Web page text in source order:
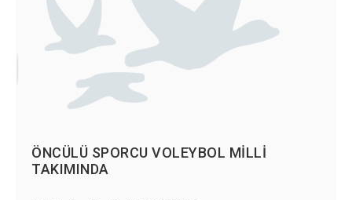
ÖNCÜLÜ SPORCU VOLEYBOL MİLLİ
TAKIMINDA